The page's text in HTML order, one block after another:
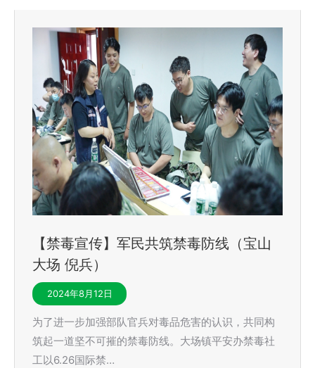
【禁毒宣传】军民共筑禁毒防线（宝山
大场 倪兵）
2024年8月12日
为了进一步加强部队官兵对毒品危害的认识，共同构
筑起一道坚不可摧的禁毒防线。大场镇平安办禁毒社
工以6.26国际禁…